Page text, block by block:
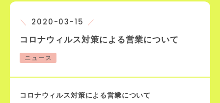
2020-03-15
コロナウィルス対策による営業について
ニュース
コロナウィルス対策による営業について